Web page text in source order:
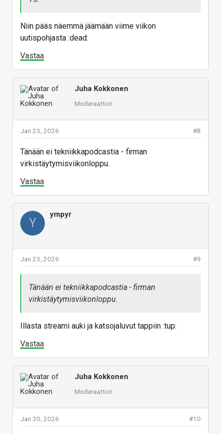
Niin pääs näemmä jäämään viime viikon
uutispohjasta :dead:
Vastaa
Juha Kokkonen
Moderaattori
#8
Jan 23, 2026
Tänään ei tekniikkapodcastia - firman
virkistäytymisviikonloppu.
Vastaa
Y
ympyr
#9
Jan 23, 2026
Tänään ei tekniikkapodcastia - firman
virkistäytymisviikonloppu.
Illasta streami auki ja katsojaluvut tappiin :tup:
Vastaa
Juha Kokkonen
Moderaattori
#10
Jan 30, 2026